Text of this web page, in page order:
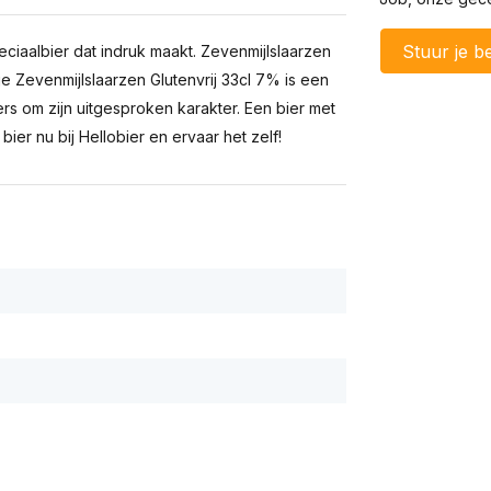
dat indruk maakt. Zevenmijlslaarzen
Zevenmijlslaarzen Glutenvrij 33cl 7% is een
om zijn uitgesproken karakter. Een bier met
nu bij Hellobier en ervaar het zelf!
Stuur je